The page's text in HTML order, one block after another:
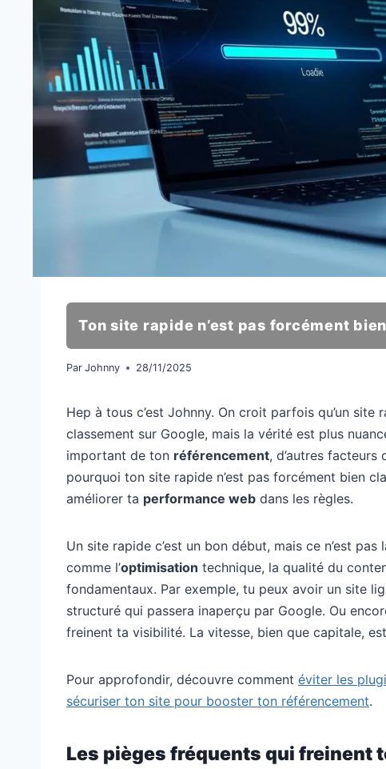
Ton site rapide n’est pas forcément
Par Johnny 28/11/2025
Hep à tous c’est Johnny. On croit parfois qu’un
classement sur Google, mais la vérité est plus
important de ton référencement, d’autres
pourquoi ton site rapide n’est pas forcément bien
améliorer ta performance web dans les règles.
Un site rapide c’est un bon début, mais ce n’est
comme l’optimisation technique, la qualité du
fondamentaux. Par exemple, tu peux avoir un site
structuré qui passera inaperçu par Google. Ou
freinent ta visibilité. La vitesse, bien que capitale,
Pour approfondir, découvre comment éviter les
sécuriser ton site pour booster ton référencement.
Les pièges fréquents qui freinent